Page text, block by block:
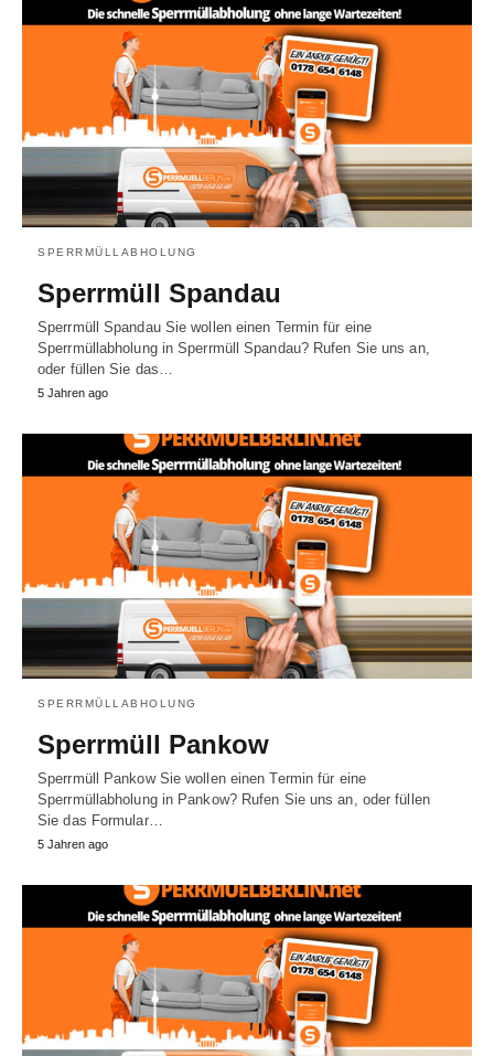
SPERRMÜLLABHOLUNG
Sperrmüll Spandau
Sperrmüll Spandau Sie wollen einen Termin für eine
Sperrmüllabholung in Sperrmüll Spandau? Rufen Sie uns an,
oder füllen Sie das…
5 Jahren ago
SPERRMÜLLABHOLUNG
Sperrmüll Pankow
Sperrmüll Pankow Sie wollen einen Termin für eine
Sperrmüllabholung in Pankow? Rufen Sie uns an, oder füllen
Sie das Formular…
5 Jahren ago